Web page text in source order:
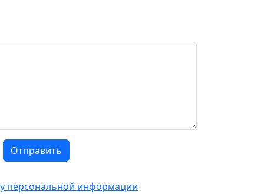
Отправить
персональной информации